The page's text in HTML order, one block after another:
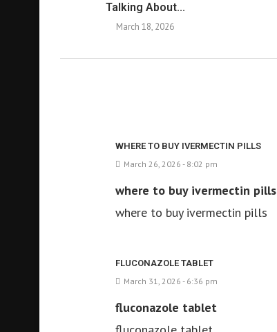
Talking About...
March 18, 2026
WHERE TO BUY IVERMECTIN PILLS
March 26, 2026 - 8:02 pm
where to buy ivermectin pills
where to buy ivermectin pills
FLUCONAZOLE TABLET
March 31, 2026 - 6:36 pm
fluconazole tablet